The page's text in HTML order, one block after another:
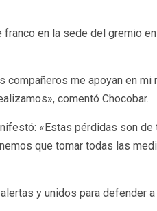
en la sede del gremio
compañeros me apoyan en mi
comentó Chocobar.
«Estas pérdidas son de
que tomar todas las
y unidos para defender